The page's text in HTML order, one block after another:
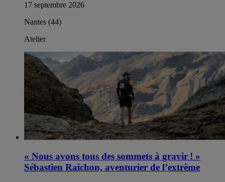
17 septembre 2026
Nantes (44)
Atelier
« Nous avons tous des sommets à gravir ! »
Sébastien Raichon, aventurier de l’extrême